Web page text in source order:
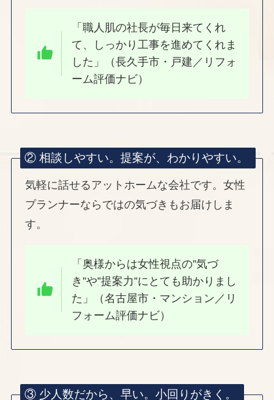
「職人肌の社長が毎日来てくれ
て、しっかり工事を進めてくれま
した」（長久手市・戸建／リフォ
ーム評価ナビ）
② 相談しやすい。提案が、わかりやすい。
気軽に話せるアットホームな会社です。女性
プランナーならではの気づきもお届けしま
す。
「奥様からは女性視点の”気づ
き”や”提案力”にとても助かりまし
た」（名古屋市・マンション／リ
フォーム評価ナビ）
③ 少人数だから、早い。小回りがきく。